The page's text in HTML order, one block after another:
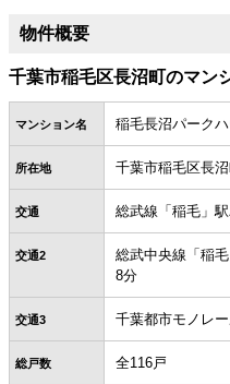
物件概要
千葉市稲毛区長沼町のマン
マンション名 稲毛長沼パーク
所在地 千葉市稲毛区長
交通 総武線「稲毛」
交通2
総武中央線「稲
8分
交通3 千葉都市モノレ
総戸数 全116戸